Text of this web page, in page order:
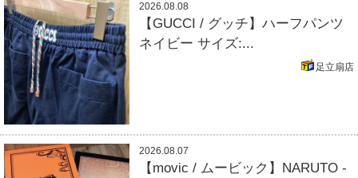
2026.08.08
【GUCCI / グッチ】ハーフパンツ
ネイビー サイズ:...
足立扇店
2026.08.07
【movic / ムービック】NARUTO -